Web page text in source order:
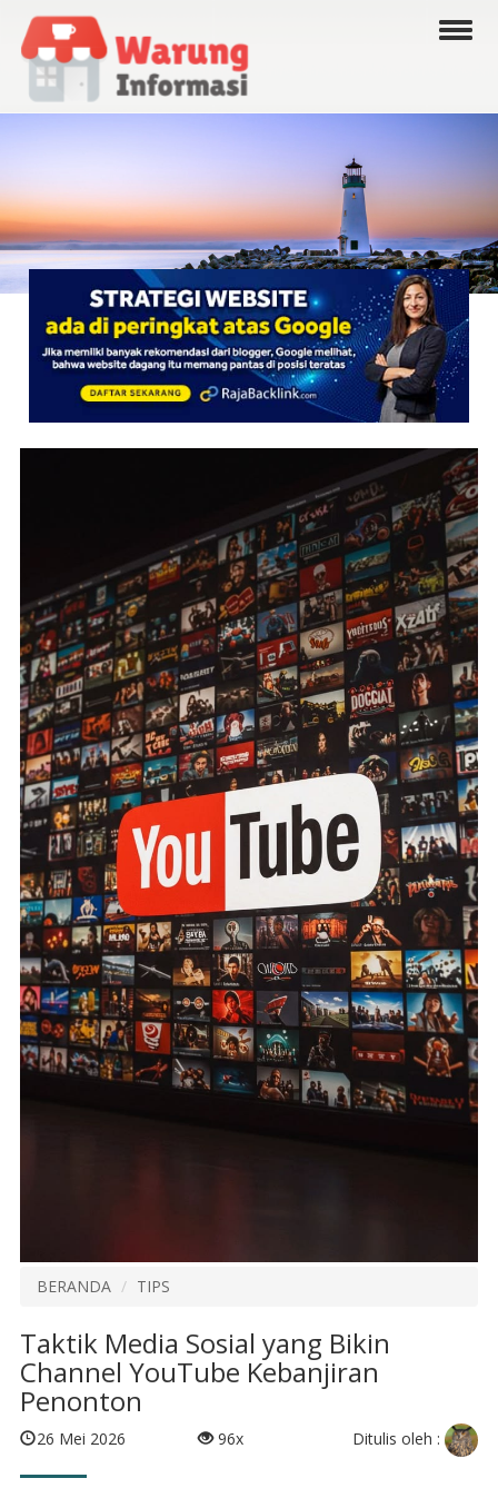
BERANDA TIPS
Taktik Media Sosial yang Bikin
Channel YouTube Kebanjiran
Penonton
26 Mei 2026 96x Ditulis oleh :